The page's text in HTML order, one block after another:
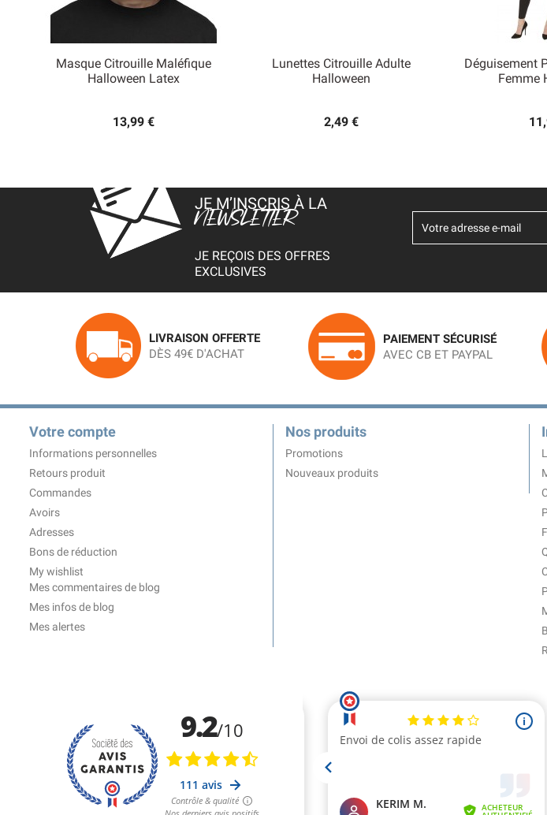
Masque Citrouille Maléfique
Halloween Latex
13,99 €
Aperçu rapide
Lunettes Citrouille Adulte
Halloween
2,49 €
Aperçu rapide
Déguisement
Femme

JE M’INSCRIS À LA
NEWSLETTER
JE REÇOIS DES OFFRES
EXCLUSIVES
LIVRAISON OFFERTE
DÈS 49€ D'ACHAT
PAIEMENT SÉCURISÉ
AVEC CB ET PAYPAL
Votre compte
Informations personnelles
Retours produit
Commandes
Avoirs
Adresses
Bons de réduction
My wishlist
Mes commentaires de blog
Mes infos de blog
Mes alertes
Nos produits
Promotions
Nouveaux produits